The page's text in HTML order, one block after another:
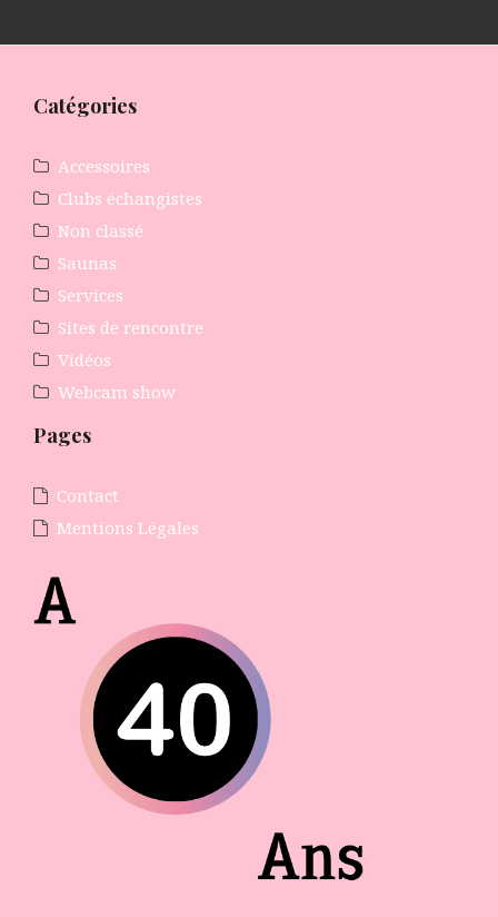
Catégories
Accessoires
Clubs échangistes
Non classé
Saunas
Services
Sites de rencontre
Vidéos
Webcam show
Pages
Contact
Mentions Légales